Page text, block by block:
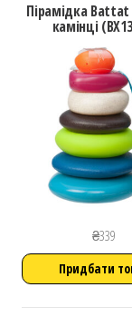
Пірамідка
камінці
₴339
Придбати